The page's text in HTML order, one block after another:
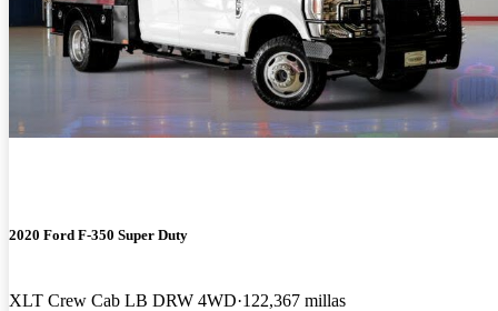
2020 Ford F-350 Super Duty
XLT Crew Cab LB DRW 4WD 122,367 millas